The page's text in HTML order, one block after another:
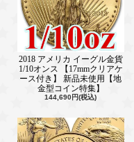
2018 アメリカ イーグル金貨
1/10オンス 【17mmクリアケ
ース付き】 新品未使用【地
金型コイン特集】
144,690円(税込)